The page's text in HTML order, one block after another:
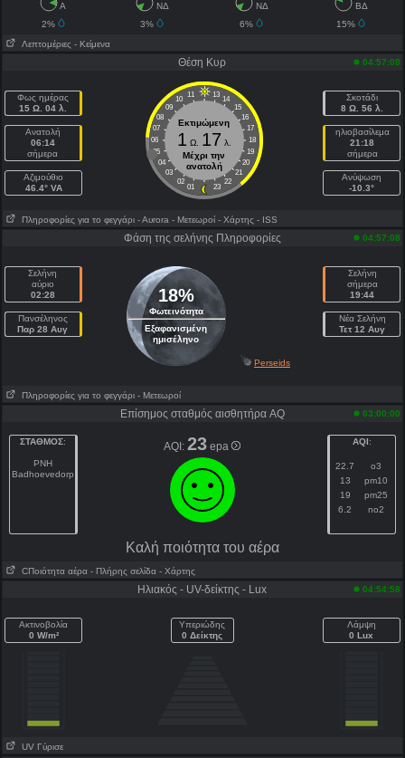
Α ΝΔ ΝΔ
ΒΔ
2%
3% 6%
15%
Λεπτομέριες - Κείμενα
Θέση Κυρ 04:57:08
Φως ημέρας
15 Ω. 04 λ.
Ανατολή
06:14
σήμερα
Aζιμούθιο
46.4° VA
11 13
10
14
09
15
08
16
07
17
06
18
05
19
04
20
03
21
02
22
01 23
Εκτιμώμενη
1 Ω. 17 λ.
Μέχρι την
ανατολή
Σκοτάδι
8 Ω. 56 λ.
ηλιοβασίλεμα
21:18
σήμερα
Ανύψωση
-10.3°
Πληροφορίες για το φεγγάρι - Αυrora - Μετεωροί - Χάρτης - ISS
Φάση της σελήνης Πληροφορίες 04:57:08
Σελήνη
αύριο
02:28
Πανσέληνος
Παρ 28 Αυγ
18%
Φωτεινότητα
Εξαφανισμένη
ημισέληνο
Σελήνη
σήμερα
19:44
Νέα Σελήνη
Τετ 12 Αυγ
Perseids
Πληροφορίες για το φεγγάρι - Μετεωροί
Επίσημος σταθμός αισθητήρα AQ 03:00:00
ΣΤΑΘΜΟΣ:
PNH
Badhoevedorp
AQI:23 epa AQI:
22.7
o3
13
pm10
19
pm25
6.2
no2
Kαλή ποιότητα του αέρα
CΠοιότητα αέρα - Πλήρης σελίδα - Χάρτης
Ηλιακός - UV-δείκτης - Lux 04:54:58
Ακτινοβολία
0 W/m²
Υπεριώδης
0 Δείκτης
Λάμψη
0 Lux
UV Γύρισε